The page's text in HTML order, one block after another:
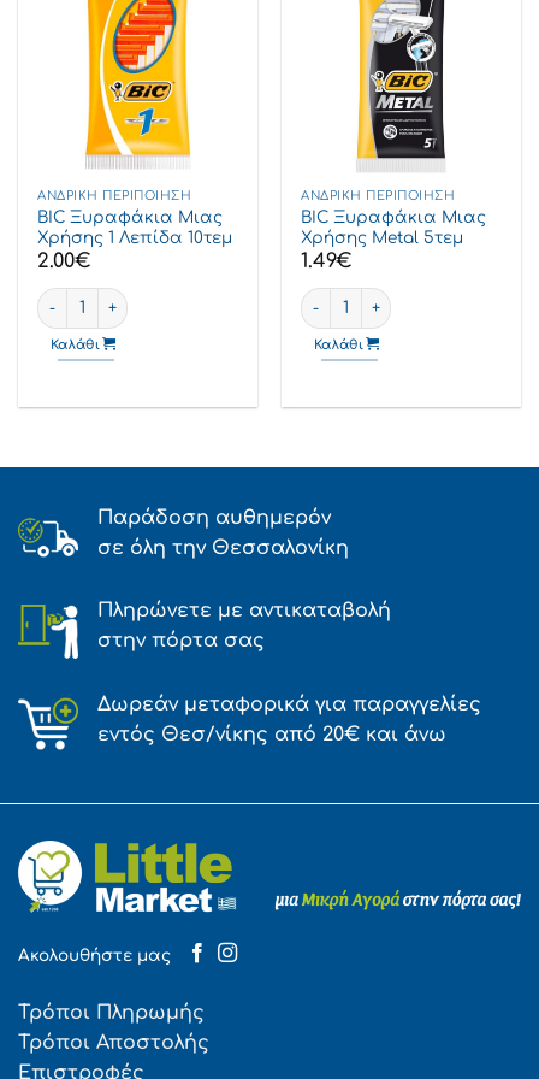
ΑΝΔΡΙΚΉ ΠΕΡΙΠΟΊΗΣΗ
BIC Ξυραφάκια Μιας
Χρήσης 1 Λεπίδα 10τεμ
2.00€
BIC Ξυραφάκια Μιας Χρήσης 1 Λεπίδα 10τεμ ποσότητα
Καλάθι
ΑΝΔΡΙΚΉ ΠΕΡΙΠΟΊΗΣΗ
BIC Ξυραφάκια Μιας
Χρήσης Metal 5τεμ
1.49€
BIC Ξυραφάκια Μιας Χρήσης
Καλάθι
Παράδοση αυθημερόν
σε όλη την Θεσσαλονίκη
Πληρώνετε με αντικαταβολή
στην πόρτα σας
Δωρεάν μεταφορικά για παραγγελίες
εντός Θεσ/νίκης από 20€ και άνω
Ακολουθήστε μας
Τρόποι Πληρωμής
Τρόποι Αποστολής
Επιστροφές